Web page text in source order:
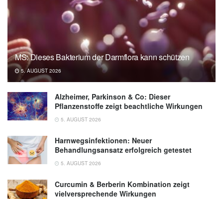
Conti, Lida Chatzi, Max Aung: Per-and
polyfluoroalkyl substances and disrupted
sleep: mediating roles of proteins; in:
Environmental Advances (veröffentlicht
17.09.2024),sciencedirect.com
Keck School of Medicine of USC: ‘Forever
chemicals’ linked to poor sleep among young
adults in first-of-its-kind study (veröffentlicht
03.10.2024),eurekalert.org
MS: Dieses Bakterium der Darmflora kann schützen
5. AUGUST 2026
Alzheimer, Parkinson & Co: Dieser
Pflanzenstoffe zeigt beachtliche Wirkungen
5. AUGUST 2026
Harnwegsinfektionen: Neuer
Behandlungsansatz erfolgreich getestet
5. AUGUST 2026
Curcumin & Berberin Kombination zeigt
vielversprechende Wirkungen